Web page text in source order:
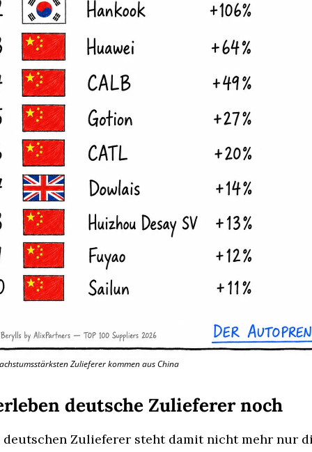
Zulieferer kommen aus China
deutsche Zulieferer noch
deutschen Zulieferer steht damit nicht mehr nur